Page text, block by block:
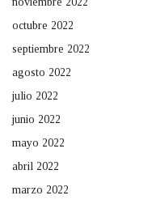
octubre 2022
septiembre 2022
agosto 2022
julio 2022
junio 2022
mayo 2022
abril 2022
marzo 2022